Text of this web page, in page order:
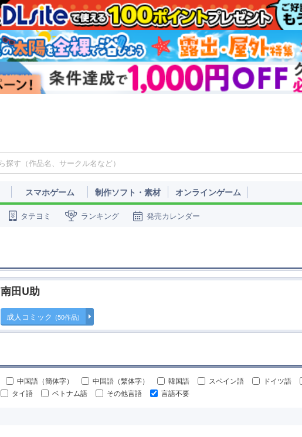
スマホゲーム 制作ソフト・素材 オンラインゲーム
タテヨミ ランキング 発売カレンダー
南田U助
成人コミック (50作品)
中国語（簡体字） 中国語（繁体字） 韓国語 スペイン語 ドイツ語
タイ語 ベトナム語 その他言語 言語不要